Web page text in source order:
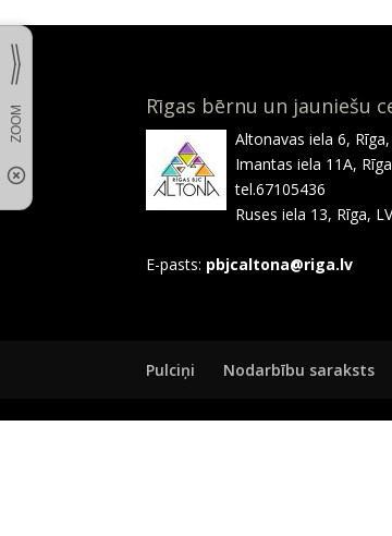
Rīgas bērnu un jauniešu
Altonavas iela 6,
Imantas iela 11A,
tel.67105436
Ruses iela 13, Rīga,
E-pasts: pbjcaltona@riga.lv
Pulciņi Nodarbību saraksts